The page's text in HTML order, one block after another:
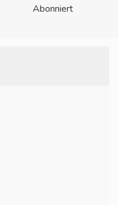
Abonniert